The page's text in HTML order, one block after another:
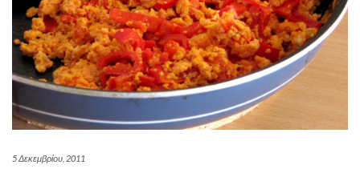
5 Δεκεμβρίου, 2011